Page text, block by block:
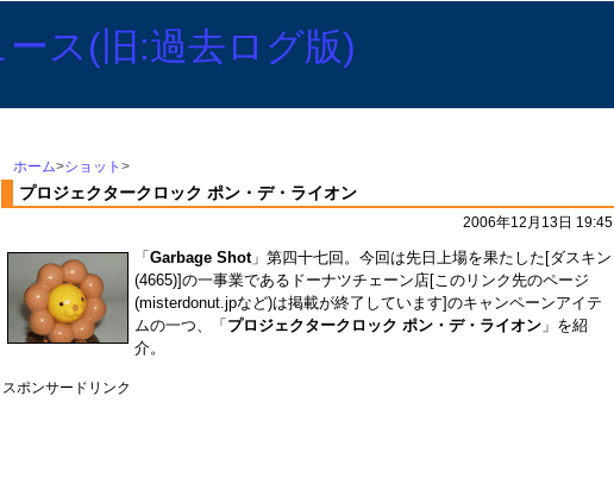
ホーム>ショット >
プロジェクタークロック ポン・デ・ライオン
2006年12月13日 19:45
「 Garbage Shot」第四十七回。今回は先日上場を果たした[ダスキン
(4665)]の一事業であるドーナツチェーン店[このリンク先のページ
(misterdonut.jpなど)は掲載が終了しています]のキャンペーンアイテ
ムの一つ、「 プロジェクタークロック ポン・デ・ライオン 」を紹
介。
スポンサードリンク